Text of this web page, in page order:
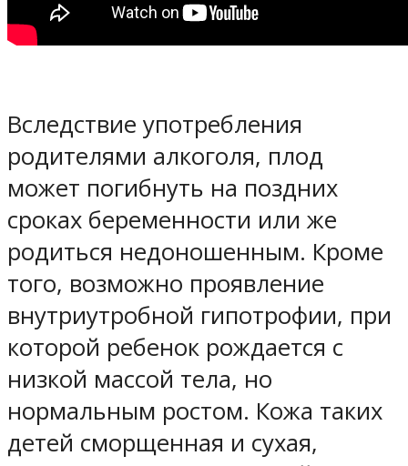
Вследствие употребления
родителями алкоголя, плод
может погибнуть на поздних
сроках беременности или же
родиться недоношенным. Кроме
того, возможно проявление
внутриутробной гипотрофии, при
которой ребенок рождается с
низкой массой тела, но
нормальным ростом. Кожа таких
детей сморщенная и сухая,